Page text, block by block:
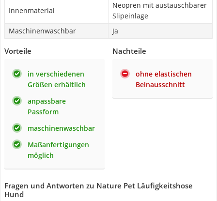
Innenmaterial
Neopren mit austauschbarer
Slipeinlage
Maschinenwaschbar
Ja
Vorteile
in verschiedenen
Größen erhältlich
anpassbare
Passform
maschinenwaschbar
Maßanfertigungen
möglich
Nachteile
ohne elastischen
Beinausschnitt
Fragen und Antworten zu Nature Pet Läufigkeitshose
Hund